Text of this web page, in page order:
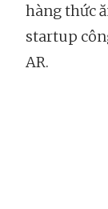
hàng thức
startup
AR.